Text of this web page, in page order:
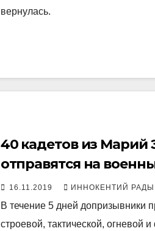
вернулась.
40 кадетов из Марий
отправятся на
Нижегородскую
16.11.2019 ИННОКЕНТИЙ
В течение 5 дней допризывники
строевой, тактической, огневой